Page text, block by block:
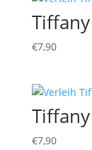
€7,90
€7,90